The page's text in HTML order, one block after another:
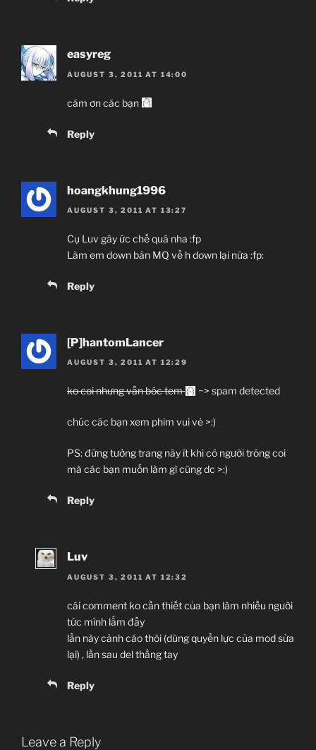
easyreg
AUGUST 3, 2011 AT 14:00
cám ơn các bạn
Reply
hoangkhung1996
AUGUST 3, 2011 AT 13:27
Cụ Luv gây ức chế quá nha :fp
Làm em down bản MQ về h down lại nữa :fp:
Reply
[P]hantomLancer
AUGUST 3, 2011 AT 12:29
ko coi nhưng vẫn bóc tem ~> spam detected
chúc các bạn xem phim vui vẻ >:)
PS: đừng tưởng trang này ít khi có người trông coi
mà các bạn muốn làm gì cũng dc >:)
Reply
Luv
AUGUST 3, 2011 AT 12:32
cái comment ko cần thiết của bạn làm nhiều người
tức mình lắm đấy
lần này cảnh cáo thôi (dùng quyền lực của mod sửa
lại) , lần sau del thẳng tay
Reply
Leave a Reply